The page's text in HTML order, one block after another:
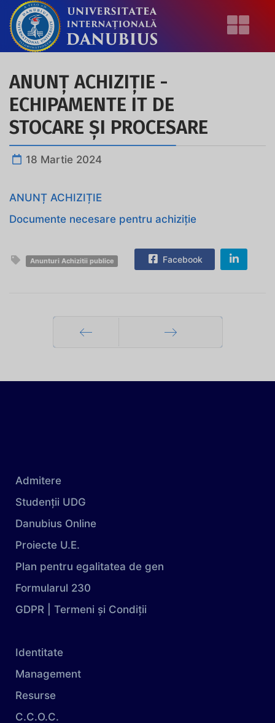
ANUNȚ ACHIZIȚIE -
ECHIPAMENTE IT DE
STOCARE ȘI PROCESARE
18 Martie 2024
ANUNȚ ACHIZIȚIE
Documente necesare pentru achiziție
Anunturi Achizitii publice Facebook
Admitere
Studenții UDG
Danubius Online
Proiecte U.E.
Plan pentru egalitatea de gen
Formularul 230
GDPR | Termeni și Condiții
Identitate
Management
Resurse
C.C.O.C.